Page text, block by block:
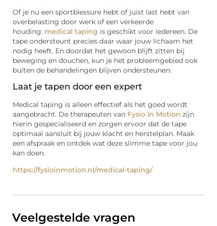
Of je nu een sportblessure hebt of juist last hebt van
overbelasting door werk of een verkeerde
houding: medical taping is geschikt voor iedereen. De
tape ondersteunt precies daar waar jouw lichaam het
nodig heeft. En doordat het gewoon blijft zitten bij
beweging en douchen, kun je het probleemgebied ook
buiten de behandelingen blijven ondersteunen.
Laat je tapen door een expert
Medical taping is alleen effectief als het goed wordt
aangebracht. De therapeuten van Fysio In Motion zijn
hierin gespecialiseerd en zorgen ervoor dat de tape
optimaal aansluit bij jouw klacht en herstelplan. Maak
een afspraak en ontdek wat deze slimme tape voor jou
kan doen.
https://fysioinmotion.nl/medical-taping/
Veelgestelde vragen